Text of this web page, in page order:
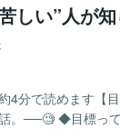
しい”人が
4分で読めます【
。──🧐 ◆目標っ